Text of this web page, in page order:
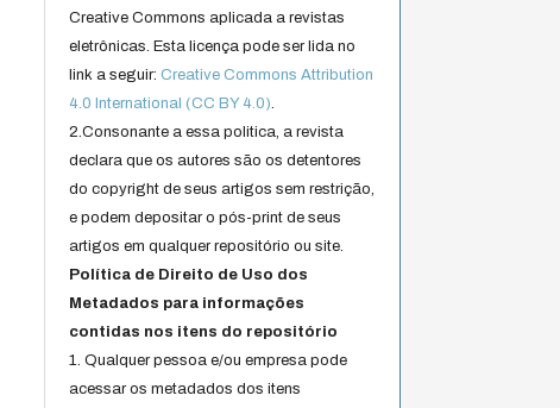
Creative Commons aplicada a revistas
eletrônicas. Esta licença pode ser lida no
link a seguir:Creative Commons Attribution
4.0 International (CC BY 4.0).
2.Consonante a essa politica, a revista
declara que os autores são os detentores
do copyright de seus artigos sem restrição,
e podem depositar o pós-print de seus
artigos em qualquer repositório ou site.
Política de Direito de Uso dos
Metadados para informações
contidas nos itens do repositório
1. Qualquer pessoa e/ou empresa pode
acessar os metadados dos itens